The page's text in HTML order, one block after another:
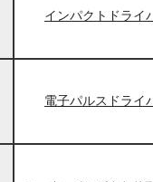
インパクトドライ
電子パルスドライ